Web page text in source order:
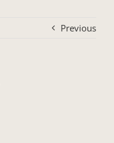
Previous